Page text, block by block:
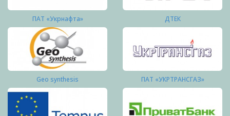
ПАТ «Укрнафта» ДТЕК
Geo synthesis ПАТ «УКРТРАНСГАЗ»